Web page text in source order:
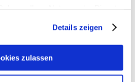
Details zeigen
zulassen
Gewährleistungsfrist von